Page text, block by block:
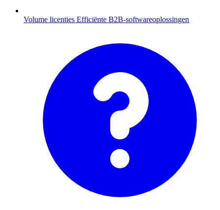
Volume licenties Efficiënte B2B-softwareoplossingen